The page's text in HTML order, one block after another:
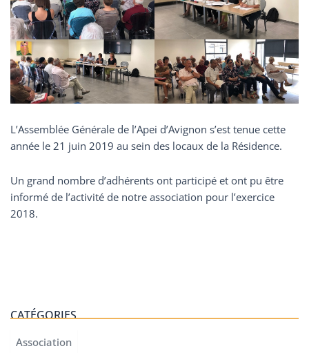
L’Assemblée Générale de l’Apei d’Avignon s’est tenue cette
année le 21 juin 2019 au sein des locaux de la Résidence.
Un grand nombre d’adhérents ont participé et ont pu être
informé de l’activité de notre association pour l’exercice
2018.
CATÉGORIES
Association